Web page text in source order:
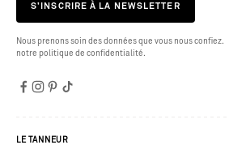
S’INSCRIRE À LA NEWSLETTER
Nous prenons soin des données que vous nous
notre politique de confidentialité.
LE TANNEUR